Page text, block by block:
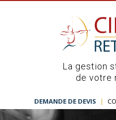
La gestion
de votre
DEMANDE DE DEVIS |